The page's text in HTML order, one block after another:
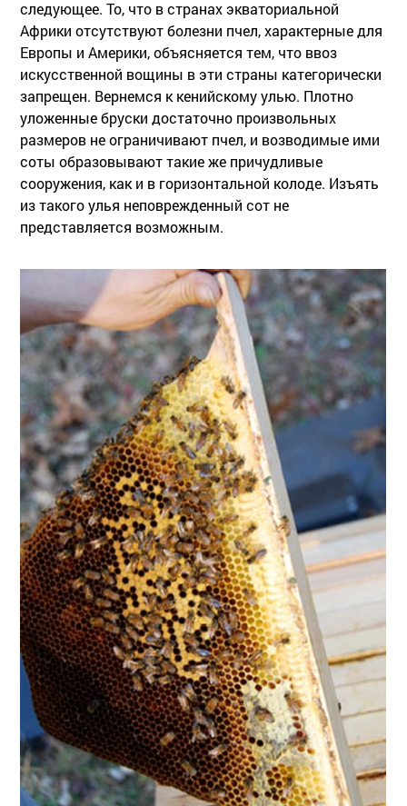
следующее. То, что в странах экваториальной
Африки отсутствуют болезни пчел, характерные для
Европы и Америки, объясняется тем, что ввоз
искусственной вощины в эти страны категорически
запрещен. Вернемся к кенийскому улью. Плотно
уложенные бруски достаточно произвольных
размеров не ограничивают пчел, и возводимые ими
соты образовывают такие же причудливые
сооружения, как и в горизонтальной колоде. Изъять
из такого улья неповрежденный сот не
представляется возможным.